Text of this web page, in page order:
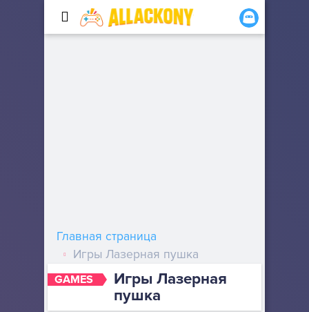
GAMES
Игры Лазерная
пушка
Главная страница
Игры Лазерная пушка